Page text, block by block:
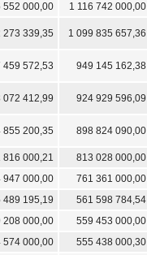
552 000,00 1 116 742 000,00
273 339,35 1 099 835 657,36
459 572,53 949 145 162,38
072 412,99 924 929 596,09
855 200,35 898 824 090,00
816 000,21 813 028 000,00
947 000,00 761 361 000,00
489 195,19 561 598 784,54
208 000,00 559 453 000,00
574 000,00 555 438 000,30